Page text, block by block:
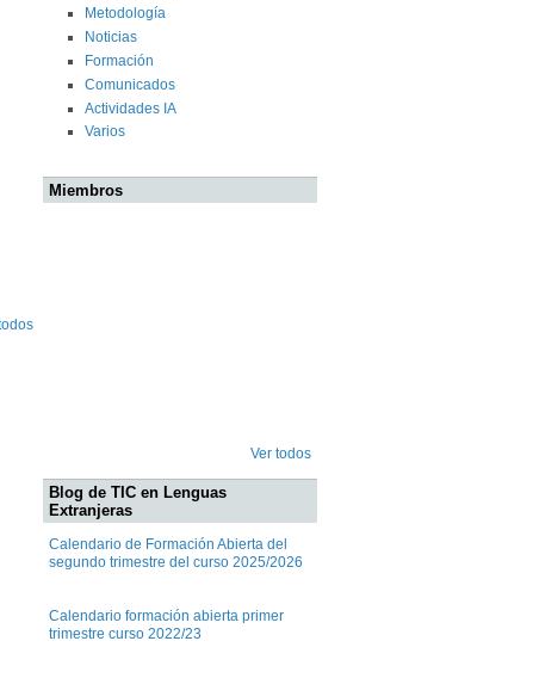
Metodología
Noticias
Formación
Comunicados
Actividades IA
Varios
Miembros
Ver todos
Blog de TIC en Lenguas
Extranjeras
Calendario de Formación Abierta del
segundo trimestre del curso 2025/2026
Calendario formación abierta primer
trimestre curso 2022/23